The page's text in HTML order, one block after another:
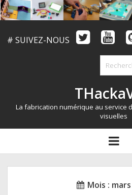
# SUIVEZ-NOUS
La fabrication numérique au service
visuelles
ARTICLES
LE
open
menu
Mois :